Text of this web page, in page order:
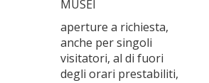
MUSEI
aperture a richiesta,
anche per singoli
visitatori, al di fuori
degli orari prestabiliti,